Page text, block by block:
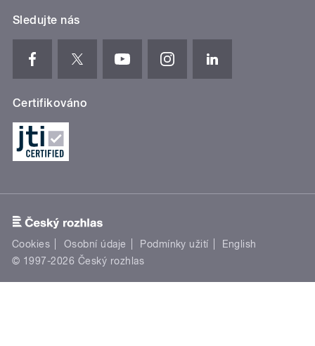
Sledujte nás
Certifikováno
Cookies Osobní údaje Podmínky užití
English
© 1997-2026 Český rozhlas